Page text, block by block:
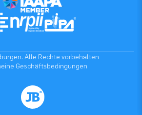
Alle Rechte vorbehalten
Geschäftsbedingungen